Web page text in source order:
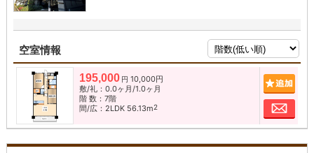
空室情報
195,000 円 10,000円
敷/礼：0.0ヶ月/1.0ヶ月
階 数：7階
間/広：2LDK 56.13m2 お